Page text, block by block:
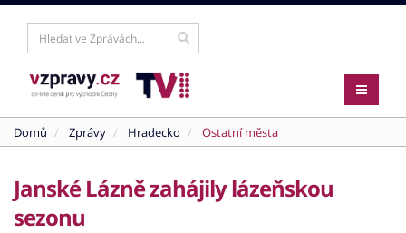
Domů Zprávy Hradecko Ostatní města
Janské Lázně zahájily lázeňskou
sezonu